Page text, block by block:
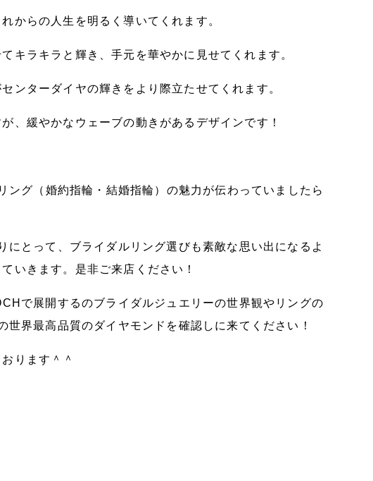
からの人生を明るく導いてくれます。
キラキラと輝き、手元を華やかに見せてくれます。
ンターダイヤの輝きをより際立たせてくれます。
、緩やかなウェーブの動きがあるデザインです！
グ（婚約指輪・結婚指輪）の魅力が伝わっていましたら
とって、ブライダルリング選びも素敵な思い出になるよ
いきます。是非ご来店ください！
で展開するのブライダルジュエリーの世界観やリングの
界最高品質のダイヤモンドを確認しに来てください！
ります＾＾